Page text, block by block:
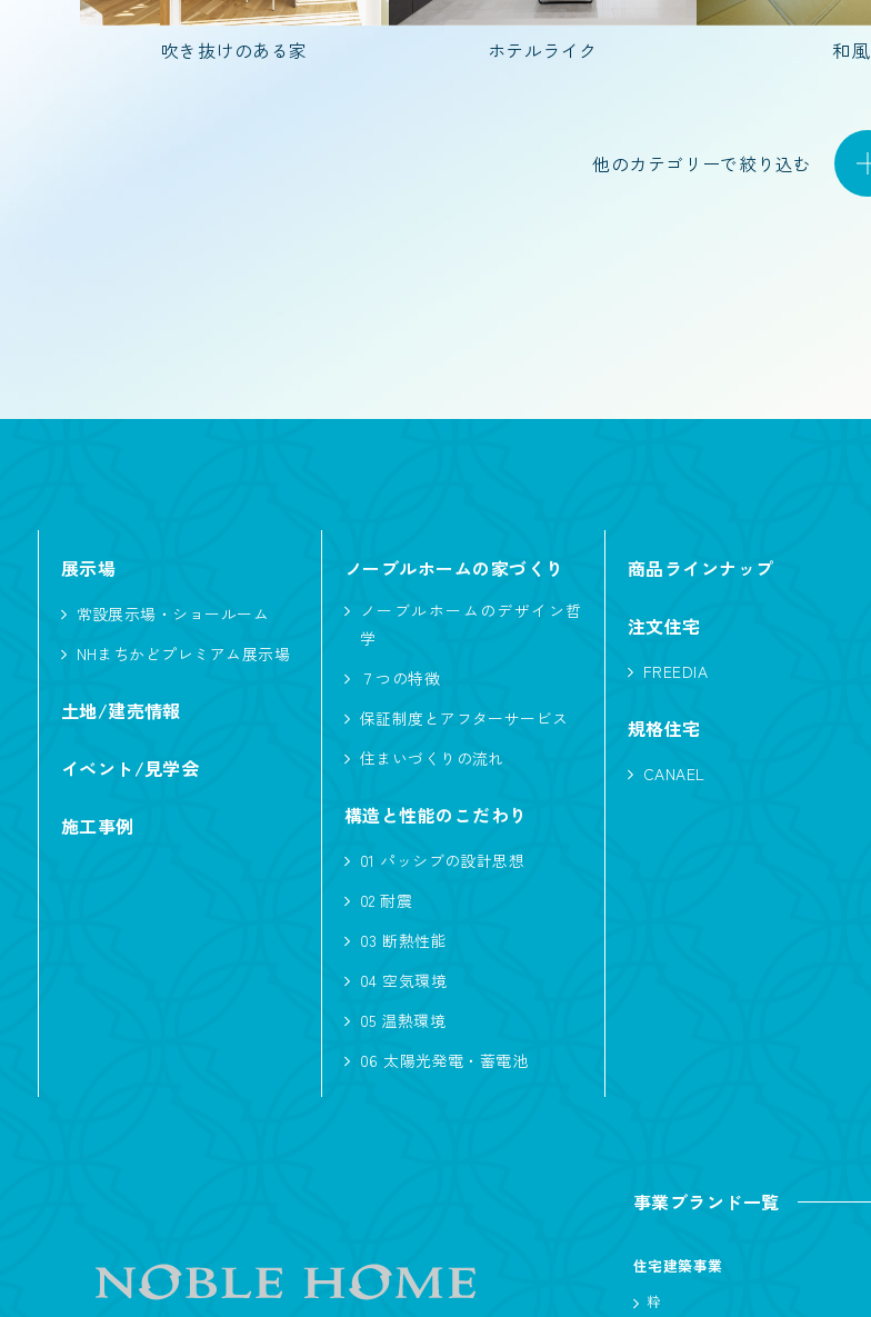
吹き抜けのある家 ホテルライク 和風
他のカテゴリーで絞り込む
3LDK 5LDK 7LDK 2LDK
40代で建てた家
1.5階建て 2階建て 平屋
二世帯住宅 店舗併用住宅 特殊建築
屋根型
入母屋 切妻
音楽
子育て
ノーブルタイル
猫
ハイトリビング
自然素材
アイランドキッチン
間接照明 収納
スタイル
検索する
展示場
常設展示場・ショールーム
NHまちかどプレミアム展示場
土地/建売情報
イベント/見学会
施工事例
ノーブルホームの家づくり
ノーブルホームのデザイン哲
学
７つの特徴
保証制度とアフターサービス
住まいづくりの流れ
構造と性能のこだわり
01 パッシブの設計思想
02 耐震
03 断熱性能
04 空気環境
05 温熱環境
06 太陽光発電・蓄電池
商品ラインナップ
注文住宅
FREEDIA
規格住宅
CANAEL
事業ブランド一覧
住宅建築事業
粋